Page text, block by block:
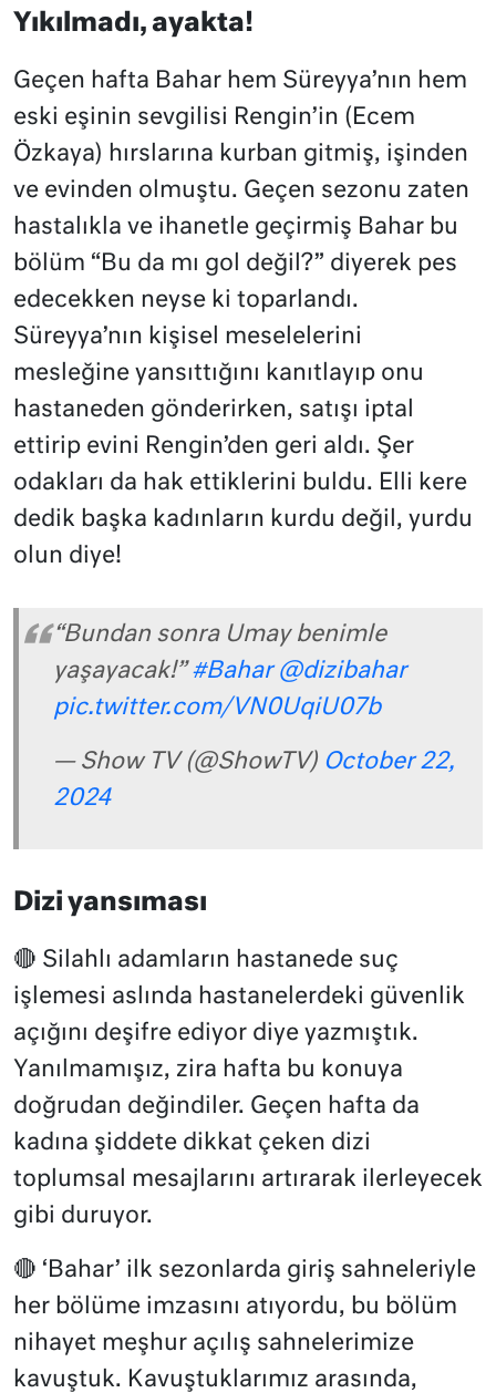
Yıkılmadı, ayakta!
Geçen hafta Bahar hem Süreyya’nın hem
eski eşinin sevgilisi Rengin’in (Ecem
Özkaya) hırslarına kurban gitmiş, işinden
ve evinden olmuştu. Geçen sezonu zaten
hastalıkla ve ihanetle geçirmiş Bahar bu
bölüm “Bu da mı gol değil?” diyerek pes
edecekken neyse ki toparlandı.
Süreyya’nın kişisel meselelerini
mesleğine yansıttığını kanıtlayıp onu
hastaneden gönderirken, satışı iptal
ettirip evini Rengin’den geri aldı. Şer
odakları da hak ettiklerini buldu. Elli kere
dedik başka kadınların kurdu değil, yurdu
olun diye!
“Bundan sonra Umay benimle
yaşayacak!”#Bahar @dizibahar
pic.twitter.com/VN0UqiU07b
— Show TV (@ShowTV) October 22,
2024
Dizi yansıması
🔴 Silahlı adamların hastanede suç
işlemesi aslında hastanelerdeki güvenlik
açığını deşifre ediyor diye yazmıştık.
Yanılmamışız, zira hafta bu konuya
doğrudan değindiler. Geçen hafta da
kadına şiddete dikkat çeken dizi
toplumsal mesajlarını artırarak ilerleyecek
gibi duruyor.
🔴 ‘Bahar’ ilk sezonlarda giriş sahneleriyle
her bölüme imzasını atıyordu, bu bölüm
nihayet meşhur açılış sahnelerimize
kavuştuk. Kavuştuklarımız arasında,